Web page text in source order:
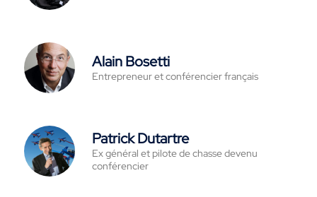
Alain Bosetti
Entrepreneur et conférencier français
Patrick Dutartre
Ex général et pilote de chasse devenu
conférencier